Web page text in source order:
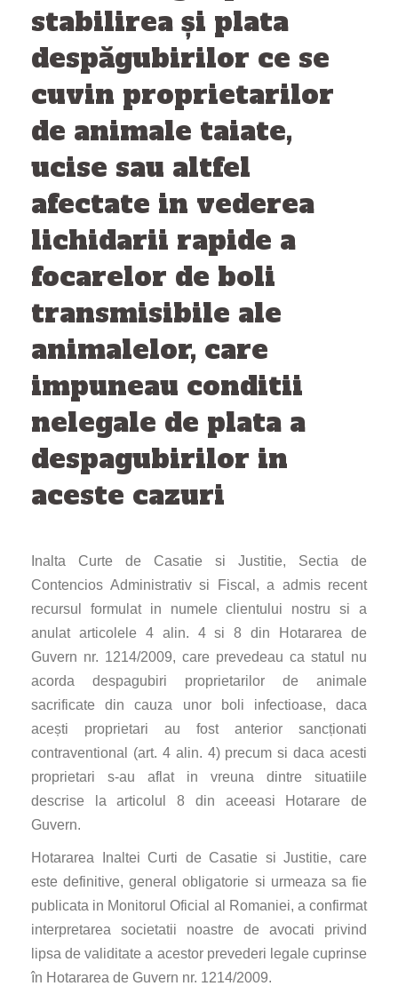
stabilirea şi plata
despăgubirilor ce se
cuvin proprietarilor
de animale taiate,
ucise sau altfel
afectate in vederea
lichidarii rapide a
focarelor de boli
transmisibile ale
animalelor, care
impuneau conditii
nelegale de plata a
despagubirilor in
aceste cazuri
Inalta Curte de Casatie si Justitie, Sectia de
Contencios Administrativ si Fiscal, a admis recent
recursul formulat in numele clientului nostru si a
anulat articolele 4 alin. 4 si 8 din Hotararea de
Guvern nr. 1214/2009, care prevedeau ca statul nu
acorda despagubiri proprietarilor de animale
sacrificate din cauza unor boli infectioase, daca
acești proprietari au fost anterior sancționati
contraventional (art. 4 alin. 4) precum si daca acesti
proprietari s-au aflat in vreuna dintre situatiile
descrise la articolul 8 din aceeasi Hotarare de
Guvern.
Hotararea Inaltei Curti de Casatie si Justitie, care
este definitive, general obligatorie si urmeaza sa fie
publicata in Monitorul Oficial al Romaniei, a confirmat
interpretarea societatii noastre de avocati privind
lipsa de validitate a acestor prevederi legale cuprinse
în Hotararea de Guvern nr. 1214/2009.